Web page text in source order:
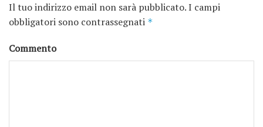
Il tuo indirizzo email non sarà pubblicato.I campi
obbligatori sono contrassegnati *
Commento